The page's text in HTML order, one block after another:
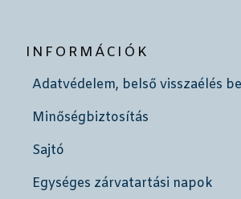
INFORMÁCIÓK
Adatvédelem, belső visszaélés
Minőségbiztosítás
Sajtó
Egységes zárvatartási napok